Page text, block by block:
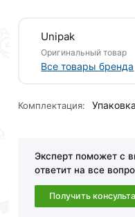
доставки или
онлайн заказа
описанием,
Данний товар от
обязательно).
Unipak
Оригинальный товар
Все товары бренда
Комплектация: Упаковка
Эксперт поможет с
ответит на все
Получить